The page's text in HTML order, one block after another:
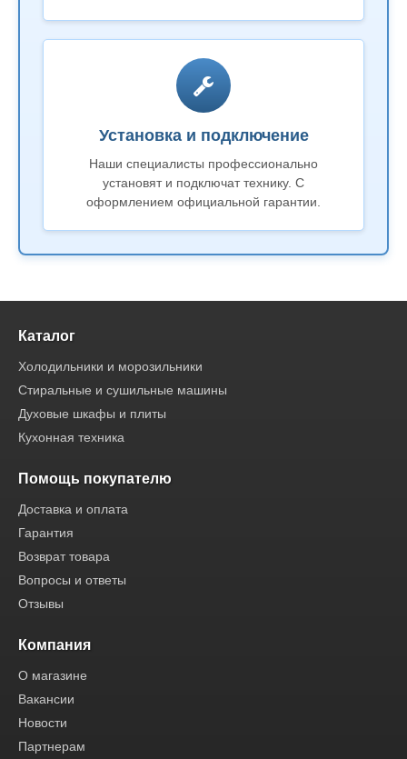
Установка и подключение
Наши специалисты профессионально
установят и подключат технику. С
оформлением официальной гарантии.
Каталог
Холодильники и морозильники
Стиральные и сушильные машины
Духовые шкафы и плиты
Кухонная техника
Помощь покупателю
Доставка и оплата
Гарантия
Возврат товара
Вопросы и ответы
Отзывы
Компания
О магазине
Вакансии
Новости
Партнерам